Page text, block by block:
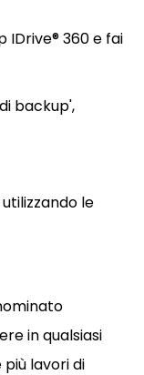
IDrive® 360 e fai
backup',
le
in qualsiasi
lavori di